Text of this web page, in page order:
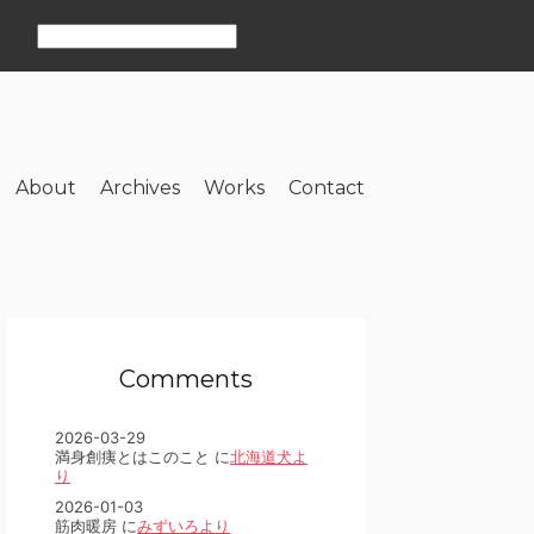
About Archives Works Contact
Comments
2026-03-29
満身創痍とはこのこと に北海道犬よ
り
2026-01-03
筋肉暖房 にみずいろより